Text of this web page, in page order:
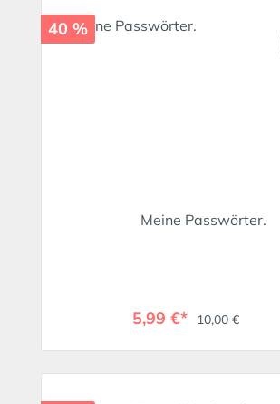
40 %
Meine Passwörter.
5,99 €* 10,00 €